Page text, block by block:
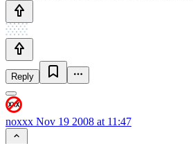
Reply
noxxx Nov 19 2008 at 11:47